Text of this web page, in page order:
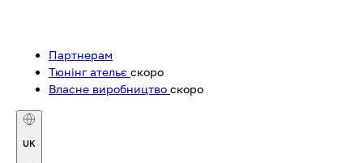
Партнерам
Тюнінг ательє скоро
Власне виробництво скоро
UK